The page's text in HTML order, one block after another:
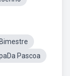
Pascoa